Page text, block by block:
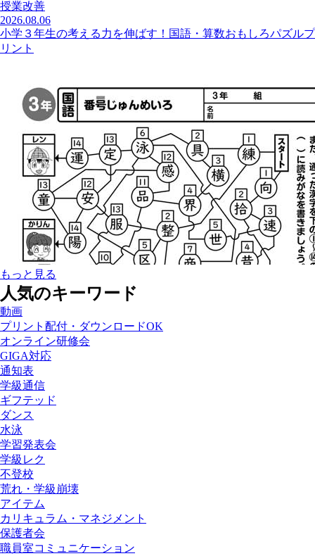
授業改善
2026.08.06
小学３年生の考える力を伸ばす！国語・算数おもしろパズルプ
リント
もっと見る
人気のキーワード
動画
プリント配付・ダウンロードOK
オンライン研修会
GIGA対応
通知表
学級通信
ギフテッド
ダンス
水泳
学習発表会
学級レク
不登校
荒れ・学級崩壊
アイテム
カリキュラム・マネジメント
保護者会
職員室コミュニケーション